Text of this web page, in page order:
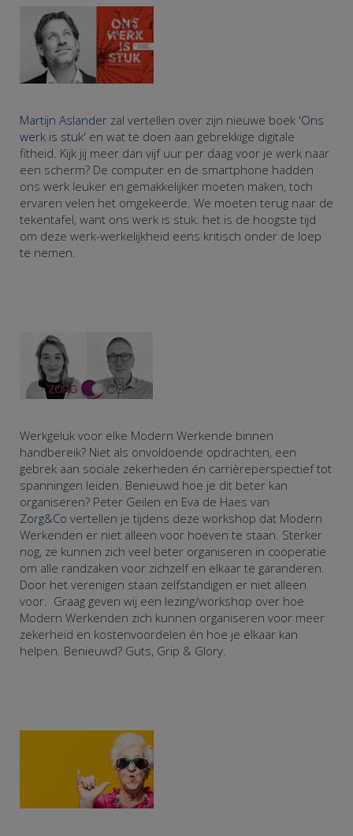
Martijn Aslander zal vertellen over zijn nieuwe boek 'Ons
werk is stuk' en wat te doen aan gebrekkige digitale
fitheid. Kijk jij meer dan vijf uur per daag voor je werk naar
een scherm? De computer en de smartphone hadden
ons werk leuker en gemakkelijker moeten maken, toch
ervaren velen het omgekeerde. We moeten terug naar de
tekentafel, want ons werk is stuk. het is de hoogste tijd
om deze werk-werkelijkheid eens kritisch onder de loep
te nemen.
Werkgeluk voor elke Modern Werkende binnen
handbereik? Niet als onvoldoende opdrachten, een
gebrek aan sociale zekerheden én carrièreperspectief tot
spanningen leiden. Benieuwd hoe je dit beter kan
organiseren? Peter Geilen en Eva de Haes van
Zorg&Co vertellen je tijdens deze workshop dat Modern
Werkenden er niet alleen voor hoeven te staan. Sterker
nog, ze kunnen zich veel beter organiseren in coöperatie
om alle randzaken voor zichzelf en elkaar te garanderen.
Door het verenigen staan zelfstandigen er niet alleen
voor. Graag geven wij een lezing/workshop over hoe
Modern Werkenden zich kunnen organiseren voor meer
zekerheid en kostenvoordelen én hoe je elkaar kan
helpen. Benieuwd? Guts, Grip & Glory.